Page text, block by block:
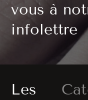
vous à
infolettre
Les